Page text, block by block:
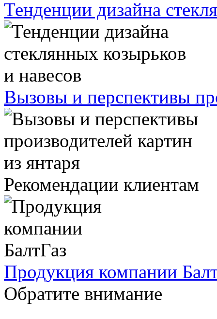
Тенденции дизайна
Вызовы и перспективы
Рекомендации клиентам
Продукция компании
Обратите внимание